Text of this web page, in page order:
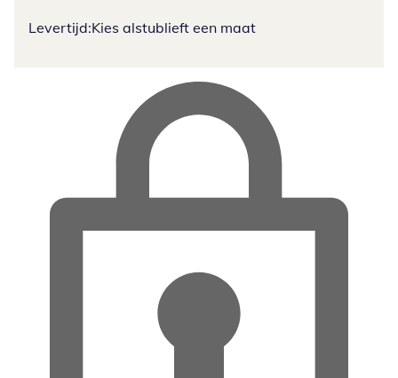
Levertijd:Kies alstublieft een maat